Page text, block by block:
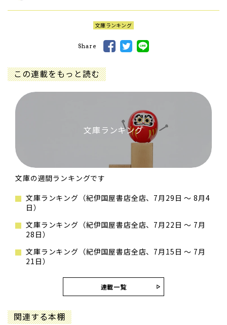
文庫ランキング
Share
この連載をもっと読む
文庫ランキング
文庫の週間ランキングです
文庫ランキング（紀伊国屋書店全店、7月29日 ～ 8月4
日）
文庫ランキング（紀伊国屋書店全店、7月22日 ～ 7月
28日）
文庫ランキング（紀伊国屋書店全店、7月15日 ～ 7月
21日）
連載一覧
関連する本棚